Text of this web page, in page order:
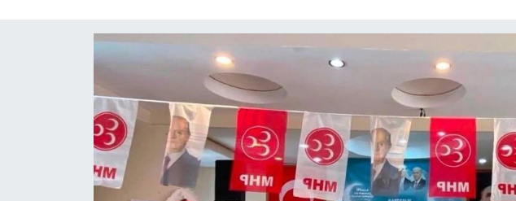
SAĞLIK
TARIM VE HAYVANCILIK
KÜLTÜR SANAT